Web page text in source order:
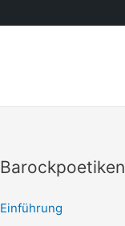
Barockpoetiken
Einführung